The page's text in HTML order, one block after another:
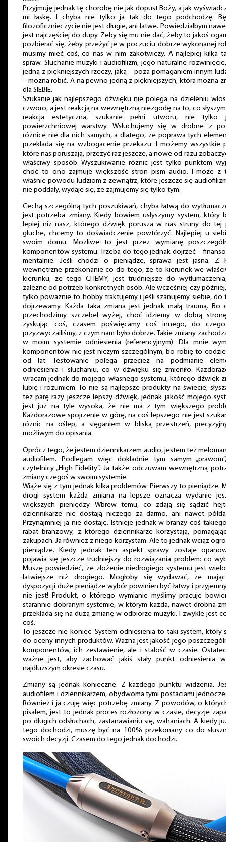
Przyjmuję jednak tę chorobę nie jak dopust Boży, a jak
mi łaskę. I chyba nie tylko ja tak do tego podchodzę.
filozoficznie: życie nie jest długie, ani łatwe. Powiedziałbym
jest najczęściej do dupy. Żeby się mu nie dać, żeby to jakoś
pozbierać się, żeby przeżyć je w poczuciu dobrze wykonanej
musimy mieć coś, co nas w nim zakotwiczy. A najlepiej kilka
spraw. Słuchanie muzyki i audiofilizm, jego naturalne
jedną z piękniejszych rzeczy, jaką – poza pomaganiem innym
– można robić. A na pewno jedną z piękniejszych, która można
dla SIEBIE.
Szukanie jak najlepszego dźwięku nie polega na dzieleniu
czworo, a jest reakcją na wewnętrzną niezgodę na to, co
reakcja estetyczna, szukanie pełni utworu, nie tylko
powierzchniowej warstwy. Wsłuchujemy się w drobne z
różnice nie dla nich samych, a dlatego, że poprawa tych
przekłada się na wzbogacenie przekazu. I możemy wszystkie
które nas poruszają, przeżyć raz jeszcze, a nowe od razu
właściwy sposób. Wyszukiwanie różnic jest tylko punktem
choć to ono zajmuje większość stron pism audio. I może z
właśnie powodu ludziom z zewnątrz, które jeszcze się
nie poddały, wydaje się, że zajmujemy się tylko tym.
Cechą szczególną tych poszukiwań, chyba łatwą do
jest potrzeba zmiany. Kiedy bowiem usłyszymy system, który
lepiej niż nasz, którego dźwięk porusza w nas struny do tej
głuche, chcemy to doświadczenie powtórzyć. Najlepiej u
swoim domu. Możliwe to jest przez wymianę
komponentów systemu. Trzeba do tego jednak dojrzeć –
mentalnie. Jeśli chodzi o pieniądze, sprawa jest jasna. Z
wewnętrzne przekonanie co do tego, że to kierunek we
kierunku, że tego CHEMY, jest trudniejsze do
zależne od potrzeb konkretnych osób. Ale wcześniej czy
tylko poważnie to hobby traktujemy i jeśli szanujemy siebie, do
dojrzewamy. Każda taka zmiana jest jednak małą traumą. Bo
przechodzimy szczebel wyżej, choć idziemy w dobrą
zyskując coś, czasem poświęcamy coś innego, do
przyzwyczailiśmy, z czym nam było dobrze. Takie zmiany
w moim systemie odniesienia (referencyjnym). Dla mnie
komponentów nie jest niczym szczególnym, bo robię to
od lat. Testowanie polega przecież na podmianie
odniesienia i słuchaniu, co w dźwięku się zmieniło.
wracam jednak do mojego własnego systemu, którego dźwięk
lubię i rozumiem. To nie są najlepsze produkty na świecie,
też parę razy jeszcze lepszy dźwięk, jednak jakość mojego
jest już na tyle wysoka, że nie ma z tym większego
Każdorazowe spojrzenie w górę, na coś lepszego nie jest
różnic na oślep, a sięganiem w bliską przestrzeń,
możliwym do opisania.
Oprócz tego, że jestem dziennikarzem audio, jestem też
audiofilem. Podlegam więc dokładnie tym samym
czytelnicy „High Fidelity”. Ja także odczuwam wewnętrzną
zmiany czegoś w swoim systemie.
Wiąże się z tym jednak kilka problemów. Pierwszy to pieniądze.
drogi system każda zmiana na lepsze oznacza wydanie
większych pieniędzy. Wbrew temu, co zdają się sądzić
dziennikarze nie dostają niczego za darmo, ani nawet
Przynajmniej ja nie dostaję. Istnieje jednak w branży coś
rabat branżowy, z którego dziennikarze korzystają,
zakupach. Ja również z niego korzystam. Ale to jednak wciąż
pieniądze. Kiedy jednak ten aspekt sprawy zostaje
pojawia się jeszcze trudniejszy do rozwiązania problem: co
Muszę powiedzieć, że złożenie niedrogiego systemu jest
łatwiejsze niż drogiego. Mogłoby się wydawać, że
dyspozycji duże pieniądze wybór powinien być łatwy i
nie jest! Produkt, o którego wymianie myślimy pracuje
starannie dobranym systemie, w którym każda, nawet drobna
przekłada się na dużą zmianę w odbiorze muzyki. I zwykle jest
coś.
To jeszcze nie koniec. System odniesienia to taki system, który
do oceny innych produktów. Ważna jest jakość jego
komponentów, ich zestawienie, ale i stałość w czasie.
ważne jest, aby zachować jakiś stały punkt odniesienia
najdłuższym okresie czasu.
Zmiany są jednak konieczne. Z każdego punktu widzenia.
audiofilem i dziennikarzem, obydwoma tymi postaciami
Również i ja czuję więc potrzebę zmiany. Z powodów, o
pisałem, jest to jednak proces rozłożony w czasie, decyzje
po długich odsłuchach, zastanawianiu się, wahaniach. A kiedy
tego dochodzi, muszę być na 100% przekonany co do
swoich decyzji. Czasem do tego jednak dochodzi.